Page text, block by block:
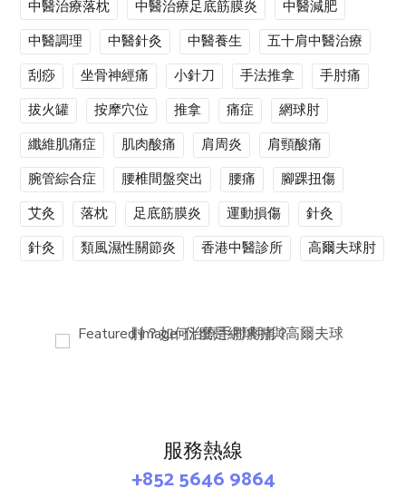
中醫治療落枕
中醫治療足底筋膜炎
中醫減肥
中醫調理
中醫針灸 中醫養生
五十肩中醫治療
刮痧
坐骨神經痛 小針刀 手法推拿
手肘痛
拔火罐
按摩穴位 推拿 痛症
網球肘
纖維肌痛症
肌肉酸痛 肩周炎
肩頸酸痛
腕管綜合症
腰椎間盤突出 腰痛
腳踝扭傷
艾灸
落枕 足底筋膜炎 運動損傷
針灸
針灸
類風濕性關節炎 香港中醫診所 高爾夫球肘
服務熱線
+852 5646 9864